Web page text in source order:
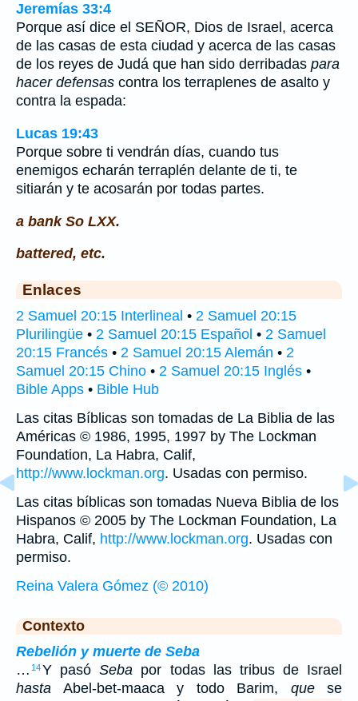
Jeremías 33:4
Porque así dice el SEÑOR, Dios de Israel, acerca
de las casas de esta ciudad y acerca de las casas
de los reyes de Judá que han sido derribadas para
hacer defensas contra los terraplenes de asalto y
contra la espada:
Lucas 19:43
Porque sobre ti vendrán días, cuando tus
enemigos echarán terraplén delante de ti, te
sitiarán y te acosarán por todas partes.
a bank So LXX.
battered, etc.
Enlaces
2 Samuel 20:15 Interlineal • 2 Samuel 20:15
Plurilingüe • 2 Samuel 20:15 Español • 2 Samuel
20:15 Francés • 2 Samuel 20:15 Alemán • 2
Samuel 20:15 Chino • 2 Samuel 20:15 Inglés •
Bible Apps • Bible Hub
Las citas Bíblicas son tomadas de La Biblia de las
Américas © 1986, 1995, 1997 by The Lockman
Foundation, La Habra, Calif,
http://www.lockman.org. Usadas con permiso.
Las citas bíblicas son tomadas Nueva Biblia de los
Hispanos © 2005 by The Lockman Foundation, La
Habra, Calif, http://www.lockman.org. Usadas con
permiso.
Reina Valera Gómez (© 2010)
Contexto
Rebelión y muerte de Seba
… 14Y pasóSeba por todas las tribus de Israel
hasta Abel-bet-maaca y todo Barim, quese